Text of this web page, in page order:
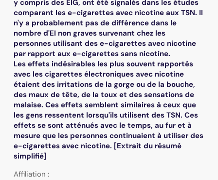
y compris des EIG, ont été signalés dans les études
comparant les e-cigarettes avec nicotine aux TSN. Il
n'y a probablement pas de différence dans le
nombre d'EI non graves survenant chez les
personnes utilisant des e-cigarettes avec nicotine
par rapport aux e-cigarettes sans nicotine.
Les effets indésirables les plus souvent rapportés
avec les cigarettes électroniques avec nicotine
étaient des irritations de la gorge ou de la bouche,
des maux de tête, de la toux et des sensations de
malaise. Ces effets semblent similaires à ceux que
les gens ressentent lorsqu'ils utilisent des TSN. Ces
effets se sont atténués avec le temps, au fur et à
mesure que les personnes continuaient à utiliser des
e-cigarettes avec nicotine. [Extrait du résumé
simplifié]
Affiliation :